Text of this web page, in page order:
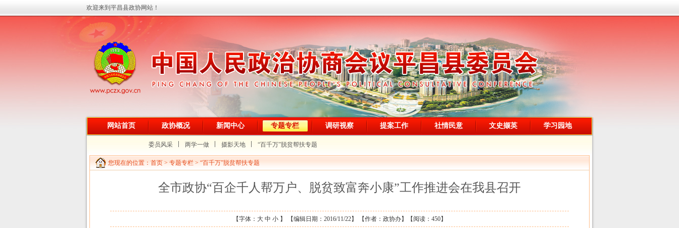
欢迎来到平昌县政协网站！
网站首页 政协概况 新闻中心 专题专栏 调研视察 提案工作 社情民意 文史撷英 学习园地
委员风采 两学一做 摄影天地 “百千万”脱贫帮扶专题
您现在的位置： 首页 > 专题专栏 > “百千万”脱贫帮扶专题
全市政协“百企千人帮万户、脱贫致富奔小康”工作推进会在我县召开
【字体： 大 中 小】 【编辑日期：2016/11/22】 【作者：政协办】【阅读： 450】